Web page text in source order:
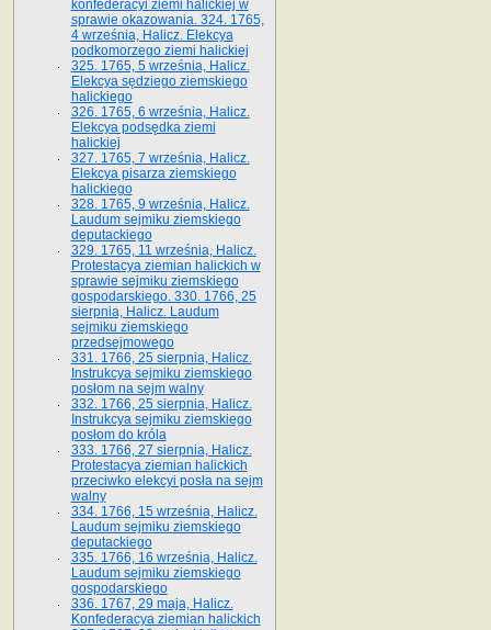
konfederacyi ziemi halickiej w
sprawie okazowania. 324. 1765,
4 września, Halicz. Elekcya
podkomorzego ziemi halickiej
325. 1765, 5 września, Halicz.
Elekcya sędziego ziemskiego
halickiego
326. 1765, 6 września, Halicz.
Elekcya podsędka ziemi
halickiej
327. 1765, 7 września, Halicz.
Elekcya pisarza ziemskiego
halickiego
328. 1765, 9 września, Halicz.
Laudum sejmiku ziemskiego
deputackiego
329. 1765, 11 września, Halicz.
Protestacya ziemian halickich w
sprawie sejmiku ziemskiego
gospodarskiego. 330. 1766, 25
sierpnia, Halicz. Laudum
sejmiku ziemskiego
przedsejmowego
331. 1766, 25 sierpnia, Halicz.
Instrukcya sejmiku ziemskiego
posłom na sejm walny
332. 1766, 25 sierpnia, Halicz.
Instrukcya sejmiku ziemskiego
posłom do króla
333. 1766, 27 sierpnia, Halicz.
Protestacya ziemian halickich
przeciwko elekcyi posła na sejm
walny
334. 1766, 15 września, Halicz.
Laudum sejmiku ziemskiego
deputackiego
335. 1766, 16 września, Halicz.
Laudum sejmiku ziemskiego
gospodarskiego
336. 1767, 29 maja, Halicz.
Konfederacya ziemian halickich